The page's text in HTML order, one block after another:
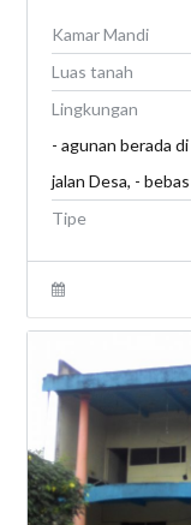
Kamar Mandi
Luas tanah
Lingkungan
- agunan berada
jalan Desa, -
Tipe